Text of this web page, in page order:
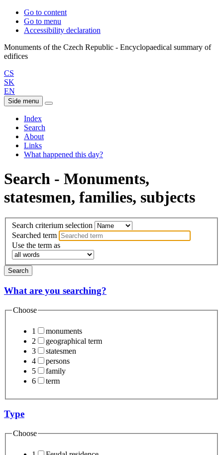
Go to content
Go to menu
Accessibility declaration
Monuments of the Czech Republic - Encyclopaedical summary of
CS
SK
EN
Side menu
Index
Search
About
Links
What happened this day?
Search - Monuments,
statesmen, families, subjects
Search criterium selection
Searched term
Use the term as
Search
What are you searching?
Choose
1
monuments
2
geographical term
3
statesmen
4
persons
5
family
6
term
Type
Choose